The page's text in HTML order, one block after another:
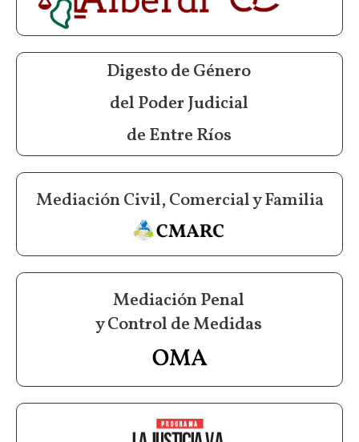
Digesto de Género
del Poder Judicial
de Entre Ríos
Mediación Civil, Comercial y Familia
Mediación Penal
y Control de Medidas